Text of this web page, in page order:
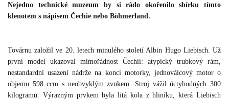
Nejedno technické muzeum by si rádo okořenilo sbírku tímto
klenotem s nápisem Čechie nebo Böhmerland.
Továrnu založil ve 20. letech minulého století Albin Hugo Liebisch. Už
první model ukazoval mimořádnost Čechií: atypický trubkový rám,
nestandardní usazení nádrže na konci motorky, jednoválcový motor o
objemu 598 ccm s neobvyklým zvukem. Stroj vážil úctyhodných 300
kilogramů. Výrazným prvkem byla litá kola z hliníku, která Liebisch